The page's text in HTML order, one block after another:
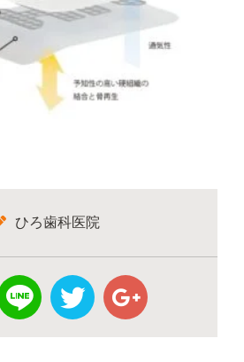
ひろ歯科医院